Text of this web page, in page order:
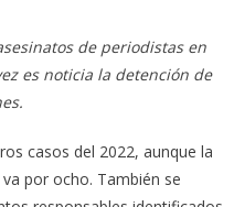
de periodistas en
es noticia la detención de
casos del 2022, aunque la
por ocho. También se